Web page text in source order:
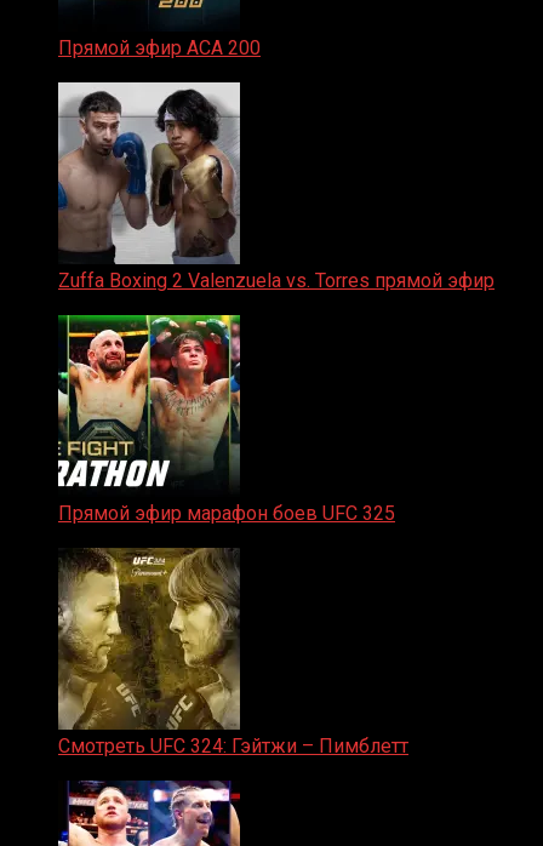
Прямой эфир ACA 200
Zuffa Boxing 2 Valenzuela vs. Torres прямой эфир
Прямой эфир марафон боев UFC 325
Смотреть UFC 324: Гэйтжи – Пимблетт